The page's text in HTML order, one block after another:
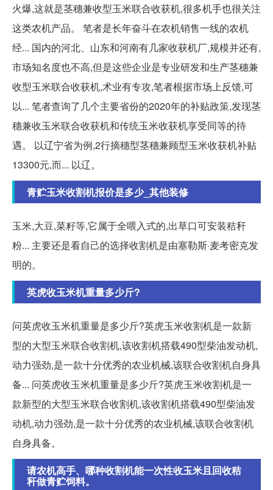
火爆,这就是茎穗兼收型玉米联合收获机,很多机手也很关注
这类农机产品。 笔者是长年奋斗在农机销售一线的农机
经... 国内的河北、山东和河南有几家收获机厂,规模并还有,
市场知名度也不高,但是这些企业是专业研发和生产茎穗兼
收型玉米联合收获机,术业有专攻,笔者根据市场上反馈,可
以... 笔者查询了几个主要省份的2020年的补贴政策,发现茎
穗兼收玉米联合收获机和传统玉米收获机享受同等的待
遇。 以辽宁省为例,2行摘穗型茎穗兼顾型玉米收获机补贴
13300元,而... 以辽。
青贮玉米收割机报价是多少_其他装修
玉米,大豆,菜籽等,它属于全喂入式的,出草口可安装秸秆
粉... 主要还是看自己的选择收割机是由塞勒斯·麦考密克发
明的。
英虎收玉米机重量多少斤?
问英虎收玉米机重量是多少斤?英虎玉米收割机是一款新
型的大型玉米联合收割机,该收割机搭载490型柴油发动机,
动力强劲,是一款十分优秀的农业机械,该联合收割机自身具
备... 问英虎收玉米机重量是多少斤?英虎玉米收割机是一
款新型的大型玉米联合收割机,该收割机搭载490型柴油发
动机,动力强劲,是一款十分优秀的农业机械,该联合收割机
自身具备。
请农机高手、哪种收割机能一次性收玉米且回收秸
秆做青贮饲料。